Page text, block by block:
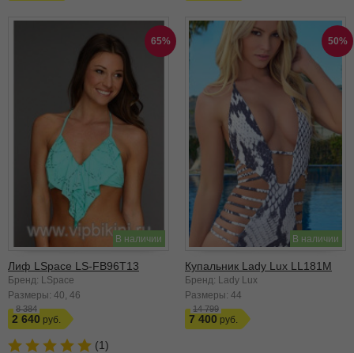
65%
В наличии
Лиф LSpace LS-FB96T13
Бренд: LSpace
Размеры: 40 46
8 384
2 640
(1)
50%
В наличии
Купальник Lady Lux LL181M
Бренд: Lady Lux
Размеры: 44
14 799
7 400